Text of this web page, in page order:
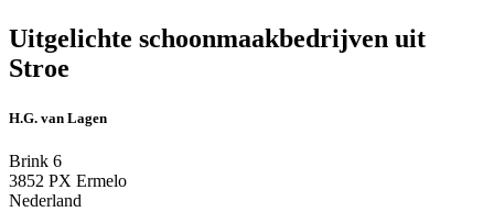
Uitgelichte schoonmaakbedrijven uit
Stroe
H.G. van Lagen
Brink 6
3852 PX Ermelo
Nederland